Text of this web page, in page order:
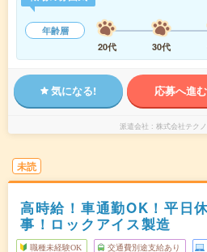
年齢層
20代
30代
気になる! 応募へ進む
派遣会社 株式会社テク
未読
高時給！車通勤OK！平日
事！ロックアイス製造
職種未経験OK 交通費別途支給あり